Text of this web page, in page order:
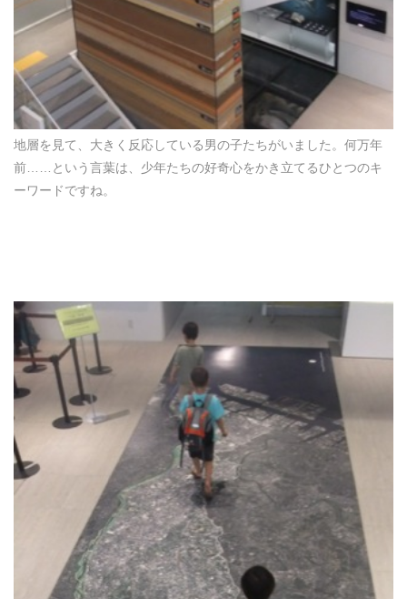
地層を見て、大きく反応している男の子たちがいました。何万年
前……という言葉は、少年たちの好奇心をかき立てるひとつのキ
ーワードですね。